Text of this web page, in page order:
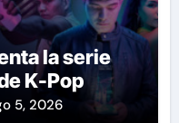
la serie
K-Pop
5, 2026